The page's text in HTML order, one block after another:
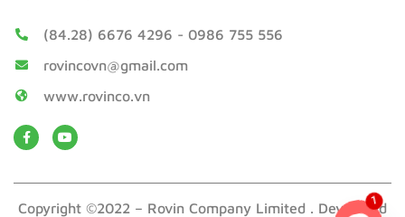
(84.28) 6676 4296 - 0986 755 556
rovincovn@gmail.com
www.rovinco.vn
Copyright ©2022 – Rovin Company Limited . Developed
1